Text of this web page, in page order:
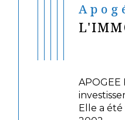
APOGEE
Elle a